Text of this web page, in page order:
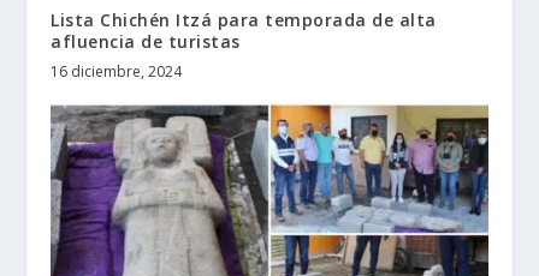
Lista Chichén Itzá para temporada de alta
afluencia de turistas
16 diciembre, 2024